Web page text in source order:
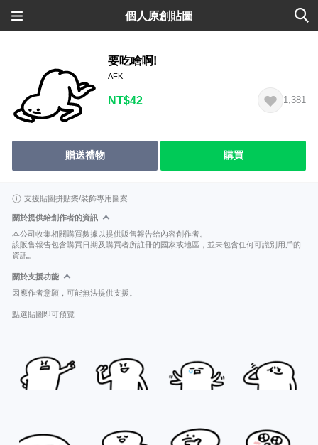
個人原創貼圖
要吃啥啊!
AFK
NT$42 1,381
贈送禮物 購買
支援貼圖拼貼樂/裝飾專用圖案
關於提供給創作者的資訊
本公司收集相關購買數據以提供販售報告給內容創作者。
該販售報告包含購買日期及購買者所註冊的國家或地區，並未包含任何可識別用戶的
資訊。
關於支援功能
因應作者意願，可能無法提供支援。
點選貼圖即可預覽